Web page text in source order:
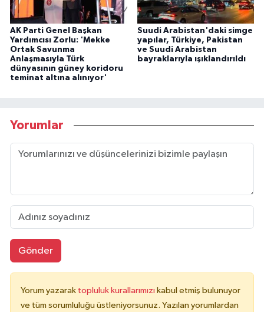
AK Parti Genel Başkan
Yardımcısı Zorlu: 'Mekke
Ortak Savunma
Anlaşmasıyla Türk
dünyasının güney koridoru
teminat altına alınıyor'
Suudi Arabistan'daki simge
yapılar, Türkiye, Pakistan
ve Suudi Arabistan
bayraklarıyla ışıklandırıldı
Yorumlar
Gönder
Yorum yazarak topluluk kurallarımızı kabul etmiş bulunuyor
ve tüm sorumluluğu üstleniyorsunuz. Yazılan yorumlardan